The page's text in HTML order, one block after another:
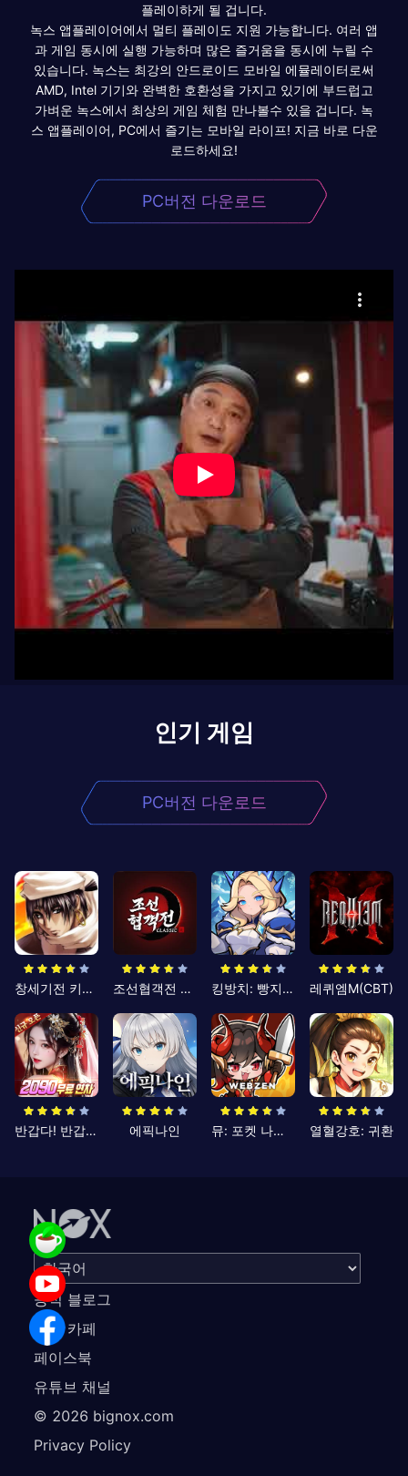
플레이하게 될 겁니다.
녹스 앱플레이어에서 멀티 플레이도 지원 가능합니다. 여러 앱
과 게임 동시에 실행 가능하며 많은 즐거움을 동시에 누릴 수
있습니다. 녹스는 최강의 안드로이드 모바일 에뮬레이터로써
AMD, Intel 기기와 완벽한 호환성을 가지고 있기에 부드럽고
가벼운 녹스에서 최상의 게임 체험 만나볼수 있을 겁니다. 녹
스 앱플레이어, PC에서 즐기는 모바일 라이프! 지금 바로 다운
로드하세요!
PC버전 다운로드
인기 게임
PC버전 다운로드
창세기전 키우기 조선협객전 클래식 킹방치: 빵지의 제왕 레퀴엠M(CBT)
반갑다! 반갑삼국지 에픽나인 뮤: 포켓 나이츠 열혈강호: 귀환
공식 블로그
공식 카페
페이스북
유튜브 채널
© 2026 bignox.com
Privacy Policy